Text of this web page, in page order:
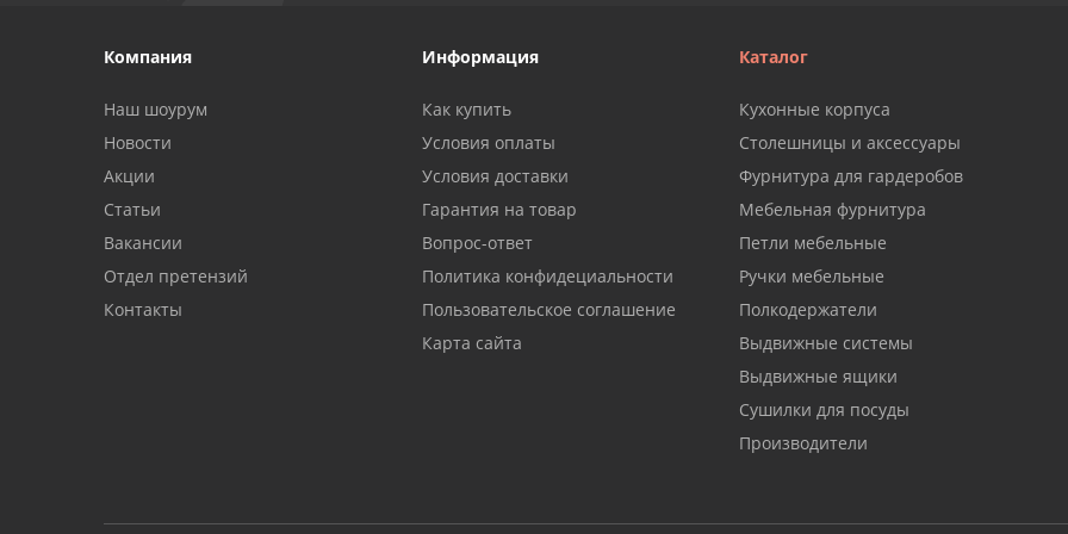
Компания
Наш шоурум
Новости
Акции
Статьи
Вакансии
Отдел претензий
Контакты
Информация
Как купить
Условия оплаты
Условия доставки
Гарантия на товар
Вопрос-ответ
Политика конфидециальности
Пользовательское соглашение
Карта сайта
Каталог
Кухонные корпуса
Столешницы и аксессуары
Фурнитура для гардеробов
Мебельная фурнитура
Петли мебельные
Ручки мебельные
Полкодержатели
Выдвижные системы
Выдвижные ящики
Сушилки для посуды
Производители